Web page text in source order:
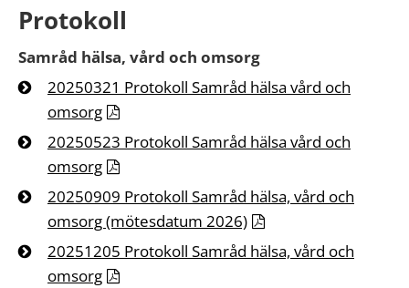
Protokoll
Samråd hälsa, vård och omsorg
20250321 Protokoll Samråd hälsa vård och
omsorg
20250523 Protokoll Samråd hälsa vård och
omsorg
20250909 Protokoll Samråd hälsa, vård och
omsorg (mötesdatum 2026)
20251205 Protokoll Samråd hälsa, vård och
omsorg